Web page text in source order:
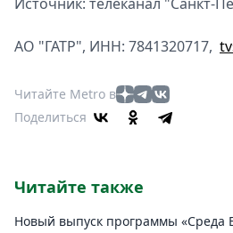
АО "ГАТР", ИНН: 7841320717,
Читайте Metro в
Поделиться
Читайте также
Новый выпуск программы «Среда